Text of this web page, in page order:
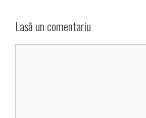
Lasă un comentariu